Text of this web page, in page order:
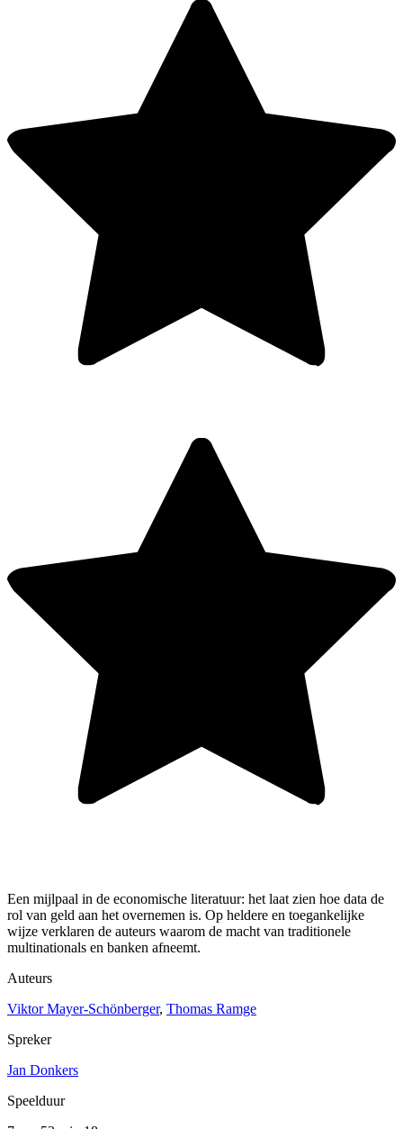
Een mijlpaal in de economische literatuur: het laat zien hoe data de
rol van geld aan het overnemen is. Op heldere en toegankelijke
wijze verklaren de auteurs waarom de macht van traditionele
multinationals en banken afneemt.
Auteurs
Viktor Mayer-Schönberger, Thomas Ramge
Spreker
Jan Donkers
Speelduur